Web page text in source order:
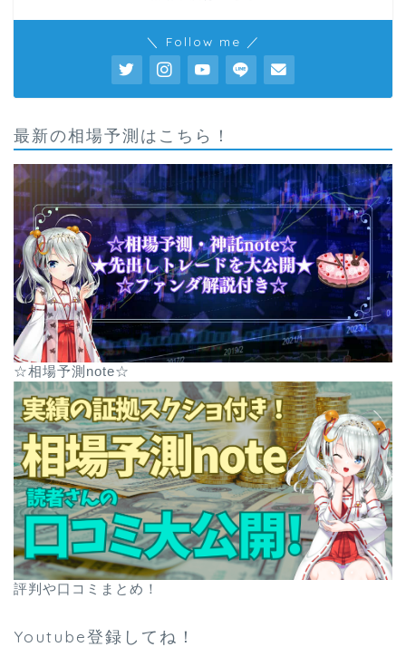
＼ Follow me ／
最新の相場予測はこちら！
☆相場予測note☆
評判や口コミまとめ！
Youtube登録してね！